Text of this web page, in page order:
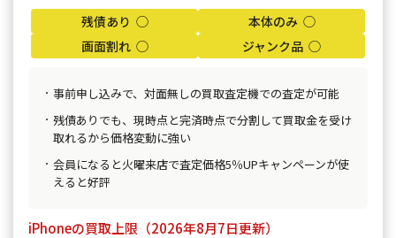
残債あり ◯
本体のみ ◯
画面割れ ◯
ジャンク品 ◯
事前申し込みで、対面無しの買取査定機での査定が可能
残債ありでも、現時点と完済時点で分割して買取金を受け
取れるから価格変動に強い
会員になると火曜来店で査定価格5％UPキャンペーンが使
えると好評
iPhoneの買取上限（2026年8月7日更新）